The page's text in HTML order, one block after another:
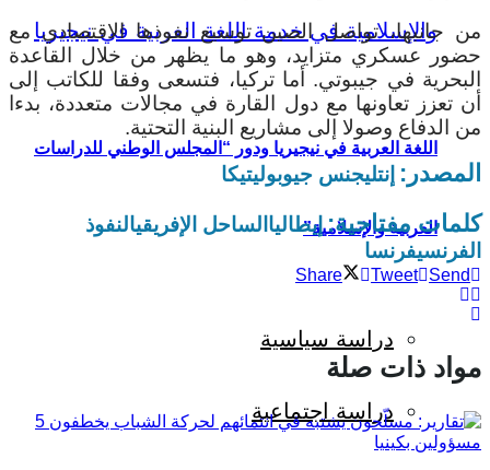
اللغة العربية في نيجيريا ودور “المجلس الوطني للدراسات
العربية والإسلامية”
دراسة سياسية
دراسة اجتماعية
من جانبها، تواصل الصين توسيع نفوذها الاقتصادي مع
حضور عسكري متزايد، وهو ما يظهر من خلال القاعدة
البحرية في جيبوتي. أما تركيا، فتسعى وفقا للكاتب إلى
أن تعزز تعاونها مع دول القارة في مجالات متعددة، بدءا
من الدفاع وصولا إلى مشاريع البنية التحتية.
المصدر: إنتليجنس جيوبوليتيكا
كلمات مفتاحية: إيطاليا الساحل الإفريقيالنفوذ
الفرنسيفرنسا
Share Tweet Send
مواد ذات صلة